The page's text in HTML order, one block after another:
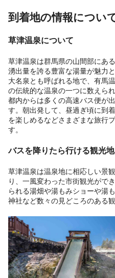
到着地の情報につい
草津温泉について
草津温泉は群馬県の山間部にあ
湧出量を誇る豊富な湯量が魅力
大名泉とも呼ばれる地で、有馬
の伝統的な温泉の一つに数えら
都内からは多くの高速バス便が
す。朝出発して、昼過ぎ頃に到
を楽しめるなどさまざまな旅行
す。
バスを降りたら行ける観光地
草津温泉は温泉地に相応しい景
り、一風変わった市街観光がで
られる湯畑や湯もみショーや湯
神社など数々の見どころのある